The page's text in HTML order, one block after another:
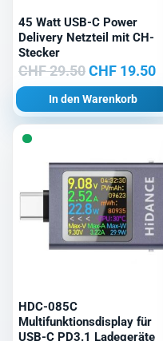
45 Watt USB-C Power
Delivery Netzteil mit CH-
Stecker
CHF29.50
Preis
war:
CHF 19.50
In den Warenkorb
HDC-085C
Multifunktionsdisplay für
USB-C PD3.1 Ladegeräte